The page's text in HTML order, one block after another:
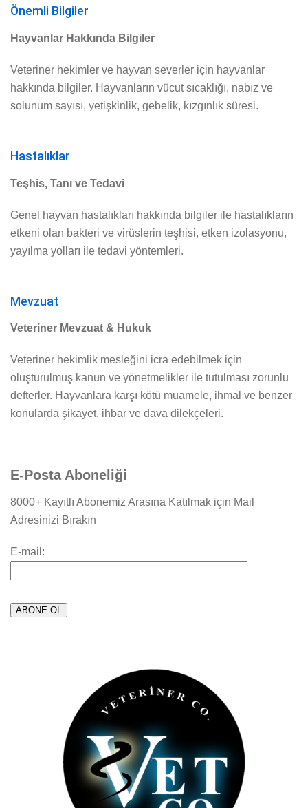
Önemli Bilgiler
Hayvanlar Hakkında Bilgiler
Veteriner hekimler ve hayvan severler için hayvanlar
hakkında bilgiler. Hayvanların vücut sıcaklığı, nabız ve
solunum sayısı, yetişkinlik, gebelik, kızgınlık süresi.
Hastalıklar
Teşhis, Tanı ve Tedavi
Genel hayvan hastalıkları hakkında bilgiler ile hastalıkların
etkeni olan bakteri ve virüslerin teşhisi, etken izolasyonu,
yayılma yolları ile tedavi yöntemleri.
Mevzuat
Veteriner Mevzuat & Hukuk
Veteriner hekimlik mesleğini icra edebilmek için
oluşturulmuş kanun ve yönetmelikler ile tutulması zorunlu
defterler. Hayvanlara karşı kötü muamele, ihmal ve benzer
konularda şikayet, ihbar ve dava dilekçeleri.
E-Posta Aboneliği
8000+ Kayıtlı Abonemiz Arasına Katılmak için Mail
Adresinizi Bırakın
E-mail: